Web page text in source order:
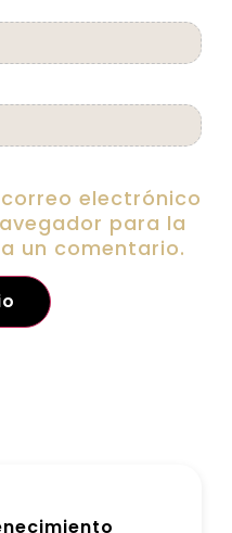
electrónico
para la
un comentario.